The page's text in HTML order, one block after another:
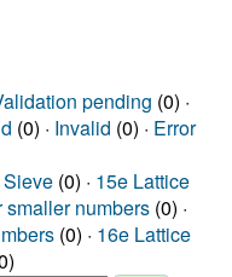
pending (0) ·
(0) · Invalid (0) · Error
(0) · 15e Lattice
smaller numbers (0) ·
(0) · 16e Lattice